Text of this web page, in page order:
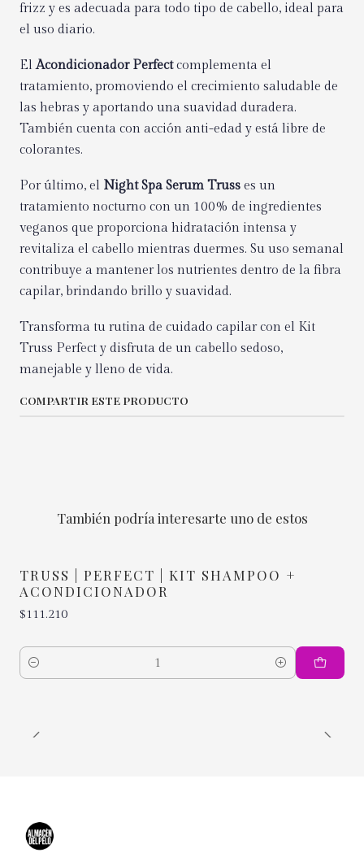
frizz y es adecuada para todo tipo de cabello, ideal para
el uso diario.
ElAcondicionador Perfectcomplementa el
tratamiento, promoviendo el crecimiento saludable de
las hebras y aportando una suavidad duradera.
También cuenta con acción anti-edad y está libre de
colorantes.
Por último, el Night Spa Serum Truss es un
tratamiento nocturno con un 100% de ingredientes
veganos que proporciona hidratación intensa y
revitaliza el cabello mientras duermes. Su uso semanal
contribuye a mantener los nutrientes dentro de la fibra
capilar, brindando brillo y suavidad.
Transforma tu rutina de cuidado capilar con el Kit
Truss Perfect y disfruta de un cabello sedoso,
manejable y lleno de vida.
COMPARTIR ESTE PRODUCTO
También podría interesarte uno de estos
TRUSS | PERFECT | KIT SHAMPOO +
ACONDICIONADOR
$111.210
Cantidad